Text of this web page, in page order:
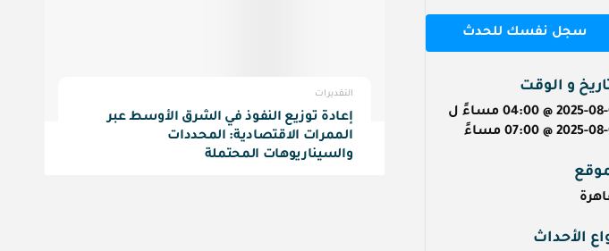
سجل نفسك للحدث
و الوقت
04 @ 04:00 مساءً
ل
04 @ 07:00 مساءً
الأحداث
التقديرات
إعادة توزيع النفوذ في الشرق الأوسط عبر
الممرات الاقتصادية: المحددات
والسيناريوهات المحتملة